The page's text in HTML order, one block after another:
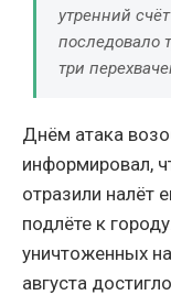
утренний
последовало
три
Днём атака
информировал,
отразили налёт
подлёте к
уничтоженных
августа